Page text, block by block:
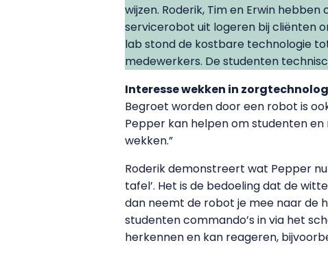
wijzen. Roderik, Tim en Erwin
servicerobot uit logeren bij cliënten
lab stond de kostbare technologie
medewerkers. De studenten
Interesse wekken in
Begroet worden door een robot is
Pepper kan helpen om studenten
wekken.”
Roderik demonstreert wat Pepper
tafel’. Het is de bedoeling dat de
dan neemt de robot je mee naar de
studenten commando’s in via het
herkennen en kan reageren,